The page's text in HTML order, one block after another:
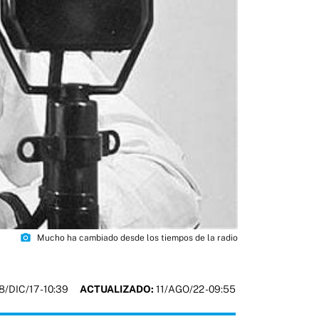
photo_camera Mucho ha cambiado desde los tiempos de la radio
DIC/17- 10:39 ACTUALIZADO: 11/AGO/22 - 09:55